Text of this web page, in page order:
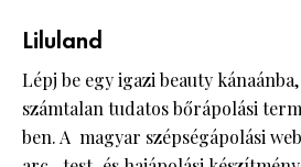
Liluland
Lépj be egy igazi beauty
számtalan tudatos bőrápolási
ben. A magyar szépségápolási